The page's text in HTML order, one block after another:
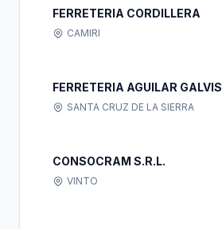
FERRETERIA CORDILLERA
CAMIRI
FERRETERIA AGUILAR GALVIS
SANTA CRUZ DE LA SIERRA
CONSOCRAM S.R.L.
VINTO